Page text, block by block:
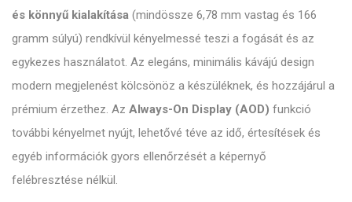
és könnyű kialakítása (mindössze 6,78 mm vastag és 166
gramm súlyú) rendkívül kényelmessé teszi a fogását és az
egykezes használatot. Az elegáns, minimális kávájú design
modern megjelenést kölcsönöz a készüléknek, és hozzájárul a
prémium érzethez. Az Always-On Display (AOD) funkció
további kényelmet nyújt, lehetővé téve az idő, értesítések és
egyéb információk gyors ellenőrzését a képernyő
felébresztése nélkül.